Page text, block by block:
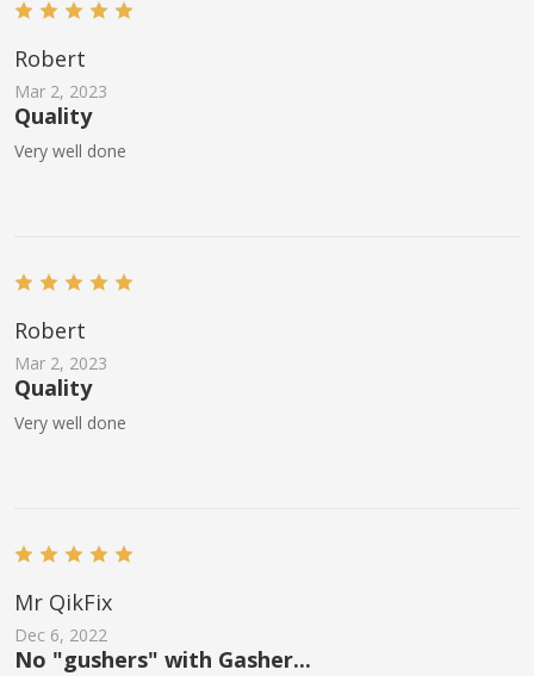
Robert
Mar 2, 2023
Quality
Very well done
Robert
Mar 2, 2023
Quality
Very well done
Mr QikFix
Dec 6, 2022
No "gushers" with Gasher...